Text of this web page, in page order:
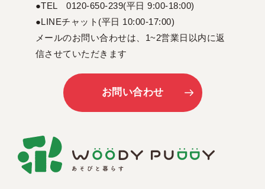
●TEL 0120-650-239(平日 9:00-18:00)
●LINEチャット(平日 10:00-17:00)
メールのお問い合わせは、1~2営業日以内に返
信させていただきます
お問い合わせ